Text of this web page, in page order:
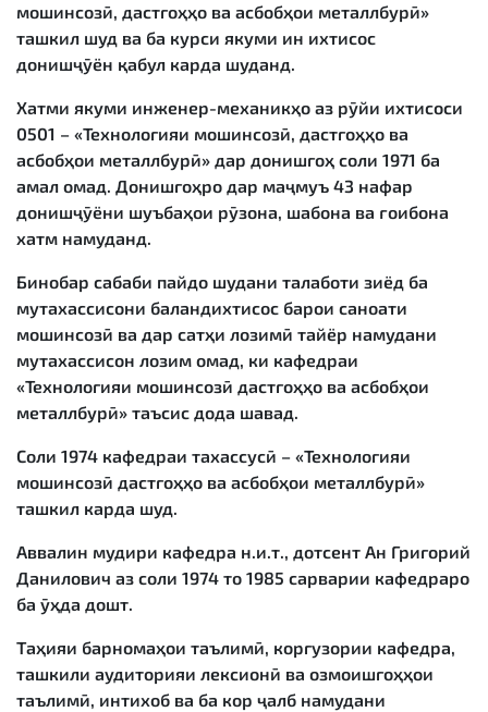
мошинсозӣ, дастгоҳҳо ва асбобҳои металлбурӣ»
ташкил шуд ва ба курси якуми ин ихтисос
донишҷӯён қабул карда шуданд.
Хатми якуми инженер-механикҳо аз рӯйи ихтисоси
0501 – «Технологияи мошинсозӣ, дастгоҳҳо ва
асбобҳои металлбурӣ» дар донишгоҳ соли 1971 ба
амал омад. Донишгоҳро дар маҷмуъ 43 нафар
донишҷӯёни шуъбаҳои рӯзона, шабона ва ғоибона
хатм намуданд.
Бинобар сабаби пайдо шудани талаботи зиёд ба
мутахассисони баландихтисос барои саноати
мошинсозӣ ва дар сатҳи лозимӣ тайёр намудани
мутахассисон лозим омад, ки кафедраи
«Технологияи мошинсозӣ дастгоҳҳо ва асбобҳои
металлбурӣ» таъсис дода шавад.
Соли 1974 кафедраи тахассусӣ – «Технологияи
мошинсозӣ дастгоҳҳо ва асбобҳои металлбурӣ»
ташкил карда шуд.
Аввалин мудири кафедра н.и.т., дотсент Ан Григорий
Данилович аз соли 1974 то 1985 сарварии кафедраро
ба ӯҳда дошт.
Таҳияи барномаҳои таълимӣ, коргузории кафедра,
ташкили аудиторияи лексионӣ ва озмоишгоҳҳои
таълимӣ, интихоб ва ба кор ҷалб намудани